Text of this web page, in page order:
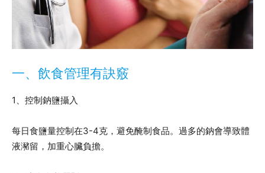
一、飲食管理有訣竅
1、控制鈉鹽攝入
每日食鹽量控制在3-4克，避免醃制食品。過多的鈉會導致體
液瀦留，加重心臟負擔。